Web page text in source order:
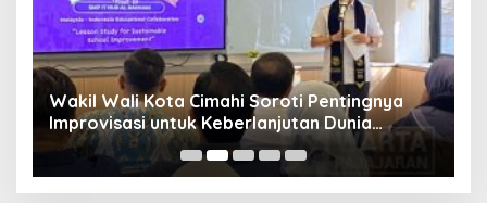
Wakil Wali Kota Cimahi Soroti Pentingnya
Improvisasi untuk Keberlanjutan Dunia
Pendidikan